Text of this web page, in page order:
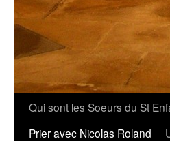
Aller
Qui sont les Soeurs du St
Prier avec Nicolas Roland